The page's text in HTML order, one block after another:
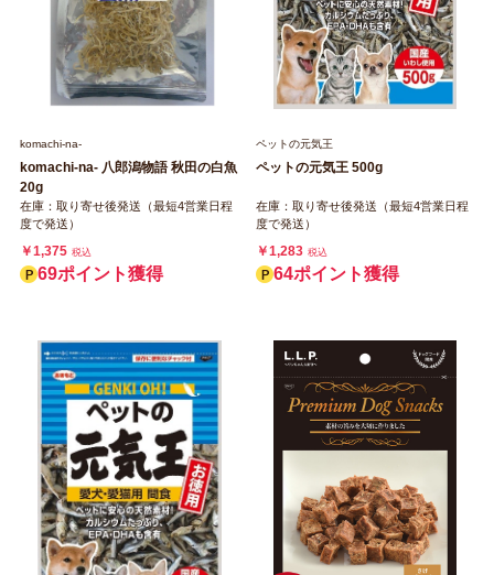
komachi‐na‐
komachi‐na‐ 八郎潟物語 秋田の白魚
20g
在庫：取り寄せ後発送（最短4営業日程
度で発送）
￥1,375 税込
69ポイント獲得
ペットの元気王
ペットの元気王 500g
在庫：取り寄せ後発送（最短4営業日程
度で発送）
￥1,283 税込
64ポイント獲得